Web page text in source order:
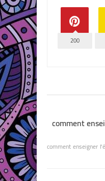
200
comment
comment enseigner